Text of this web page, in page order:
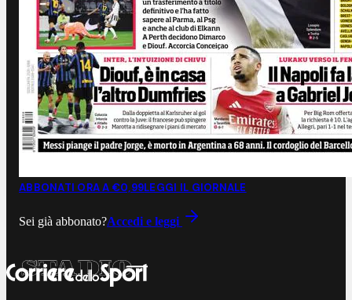
ABBONATI ORA A €0,99LEGGI IL GIORNALE
Sei già abbonato?Accedi e leggi